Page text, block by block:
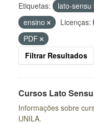
Etiquetas: lato-sensu
ensino
Licenças:
PDF
Filtrar Resultados
Cursos Lato Sensu
Informações sobre
UNILA.